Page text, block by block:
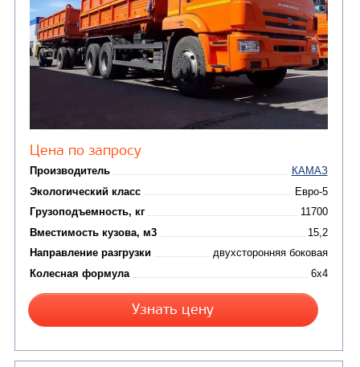
ГРУЗОВЫЕ
АВТОМОБИЛИ
Самосвалы
АВТОБУСЫ
Вахтовые автобусы (2)